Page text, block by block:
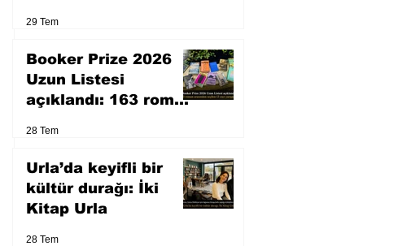
29 Tem
Booker Prize 2026
Uzun Listesi
açıklandı: 163 roman
28 Tem
Urla’da keyifli bir
kültür durağı: İki
Kitap Urla
28 Tem